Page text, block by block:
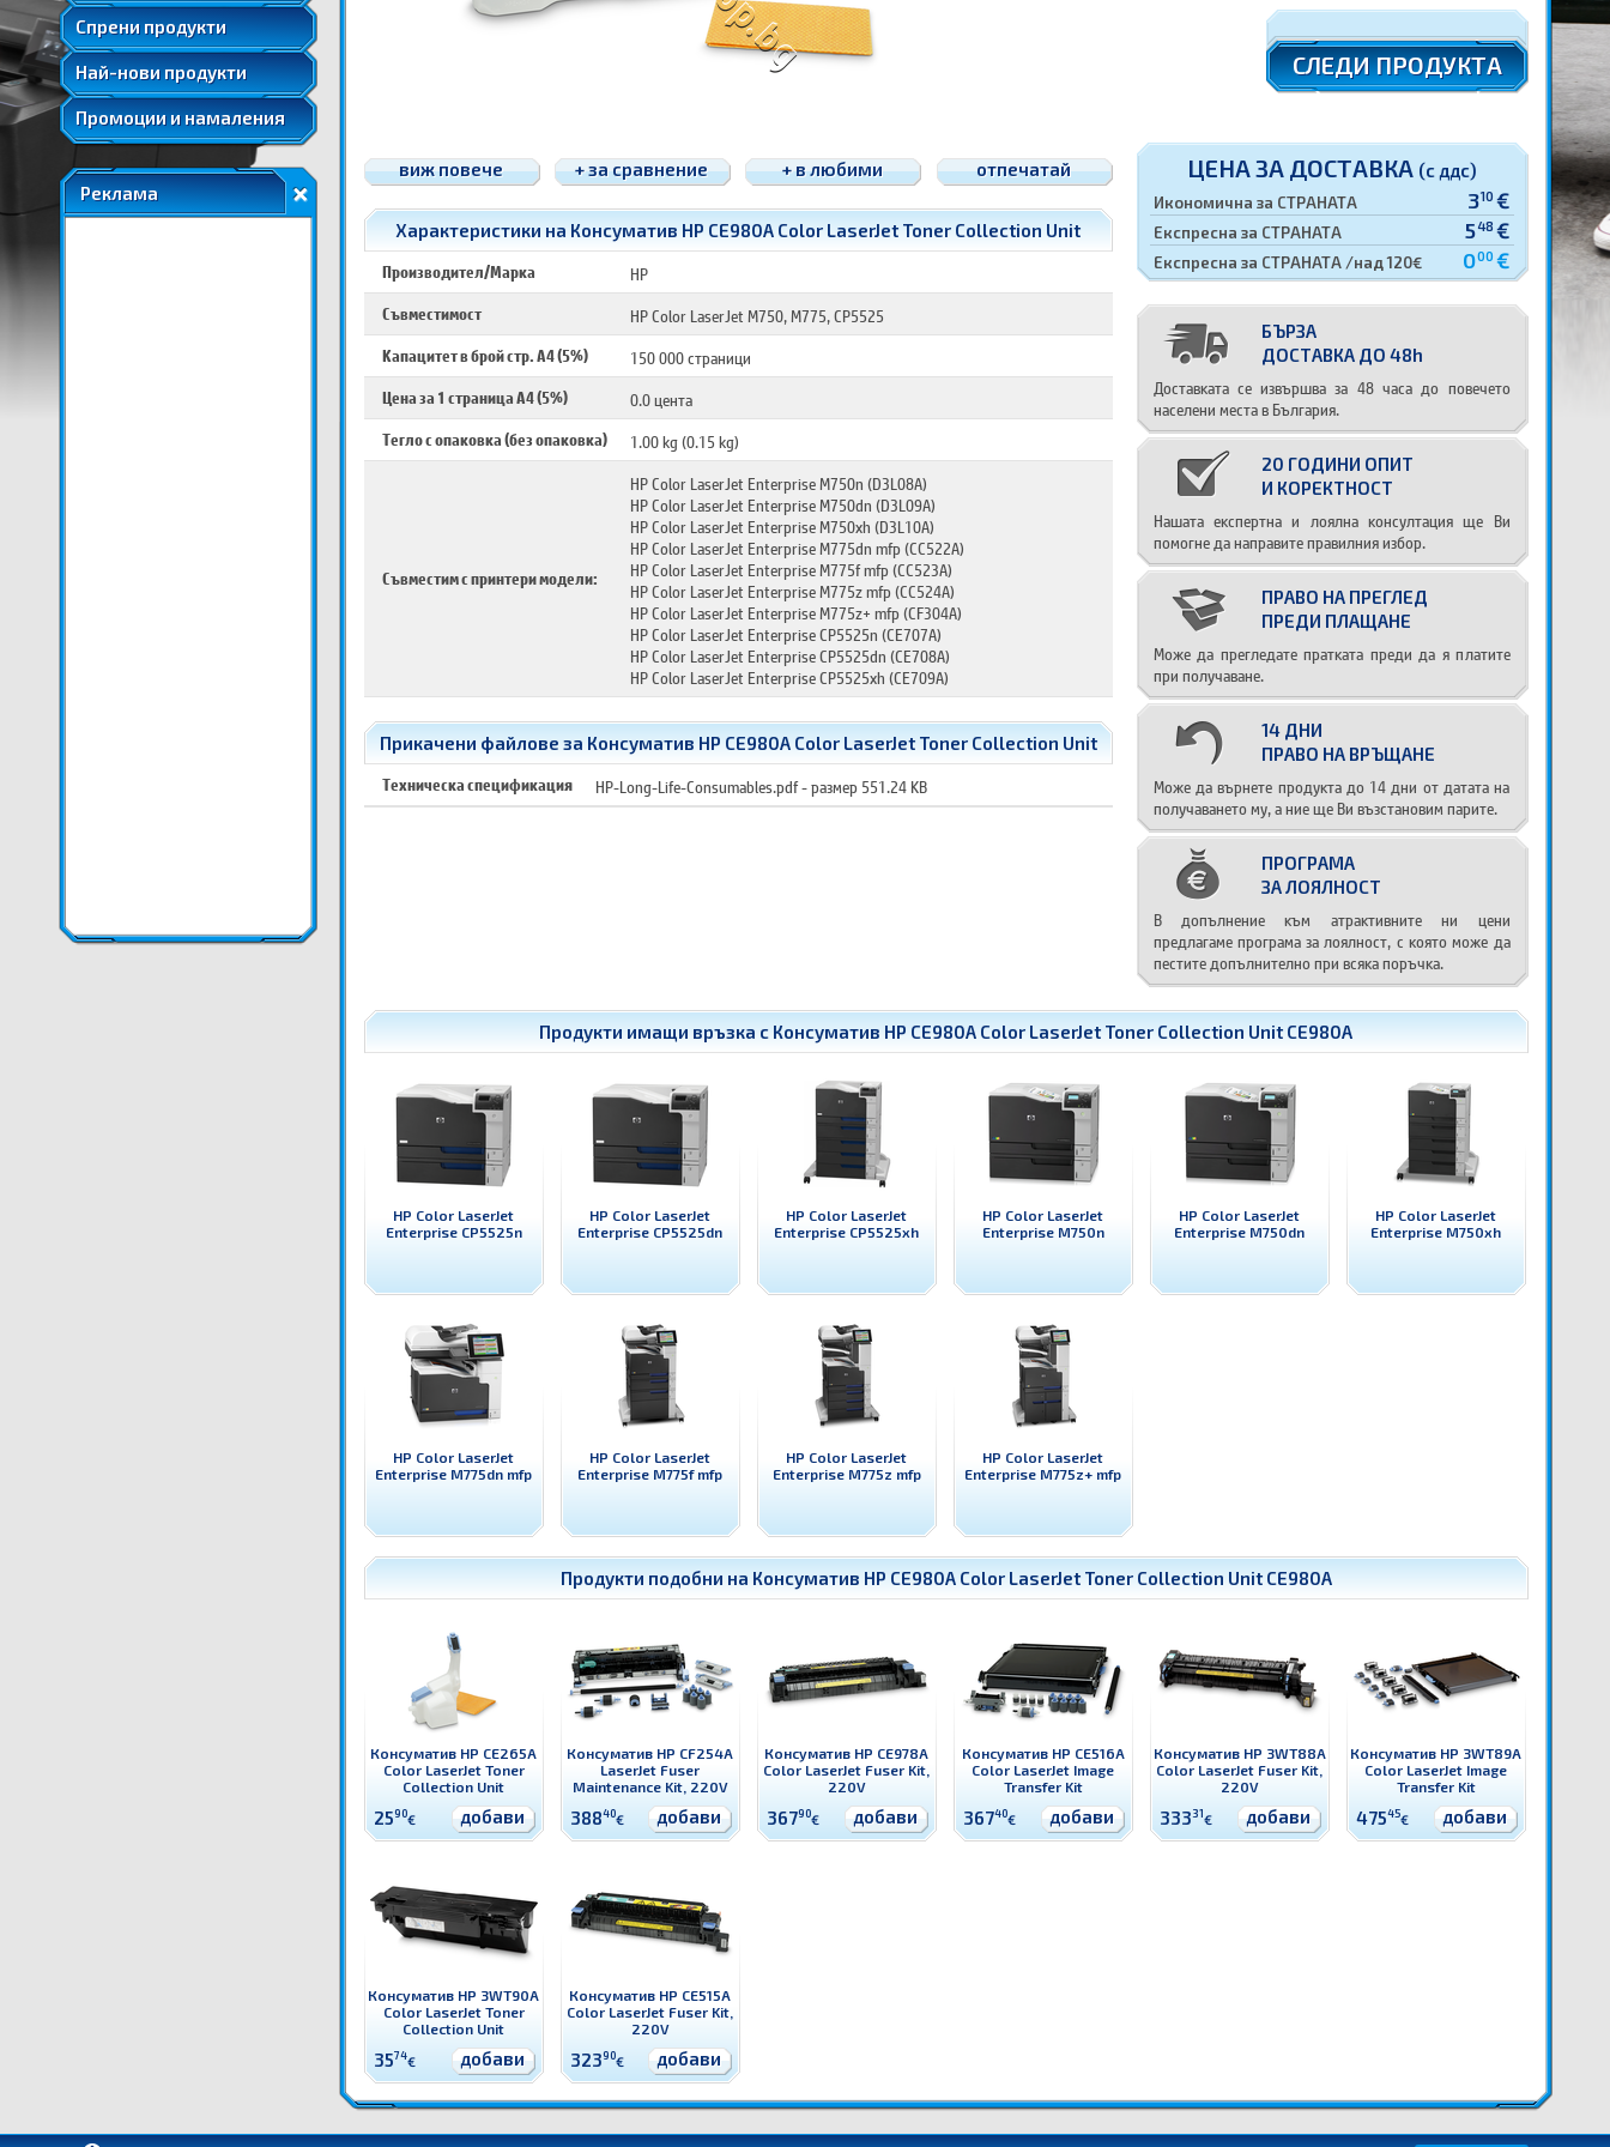
Спрени продукти
Удължени и допълнителни гаранции
Най-нови продукти
Промоции и намаления
Реклама
СЛЕДИ ПРОДУКТА
ЦЕНА ЗА ДОСТАВКА (с ддс)
Икономична за СТРАНАТА 310 €
Експресна за СТРАНАТА 548 €
Експресна за СТРАНАТА /над 120€ 000 €
БЪРЗА
ДОСТАВКА ДО 48h
Доставката се извършва за 48 часа до повечето
населени места в България.
20 ГОДИНИ ОПИТ
И КОРЕКТНОСТ
Нашата експертна и лоялна консултация ще Ви
помогне да направите правилния избор.
ПРАВО НА ПРЕГЛЕД
ПРЕДИ ПЛАЩАНЕ
Може да прегледате пратката преди да я платите
при получаване.
14 ДНИ
ПРАВО НА ВРЪЩАНЕ
Може да върнете продукта до 14 дни от датата на
получаването му, а ние ще Ви възстановим парите.
ПРОГРАМА
ЗА ЛОЯЛНОСТ
В допълнение към атрактивните ни цени
предлагаме програма за лоялност, с която може да
пестите допълнително при всяка поръчка.
виж повече + за сравнение + в любими отпечатай
Характеристики на Консуматив HP CE980A Color LaserJet Toner Collection Unit
Производител/Марка
HP
Съвместимост
HP Color LaserJet M750, M775, CP5525
Капацитет в брой стр. A4 (5%)
150 000 страници
Цена за 1 страница A4 (5%)
0.0 цента
Тегло с опаковка (без опаковка)
1.00 kg (0.15 kg)
Съвместим с принтери модели:
HP Color LaserJet Enterprise M750n (D3L08A)
HP Color LaserJet Enterprise M750dn (D3L09A)
HP Color LaserJet Enterprise M750xh (D3L10A)
HP Color LaserJet Enterprise M775dn mfp (CC522A)
HP Color LaserJet Enterprise M775f mfp (CC523A)
HP Color LaserJet Enterprise M775z mfp (CC524A)
HP Color LaserJet Enterprise M775z+ mfp (CF304A)
HP Color LaserJet Enterprise CP5525n (CE707A)
HP Color LaserJet Enterprise CP5525dn (CE708A)
HP Color LaserJet Enterprise CP5525xh (CE709A)
Прикачени файлове за Консуматив HP CE980A Color LaserJet Toner Collection Unit
CE980A
Техническа спецификация HP-Long-Life-Consumables.pdf- размер 551.24 KB
Продукти имащи връзка с Консуматив HP CE980A Color LaserJet Toner Collection Unit CE980A
HP Color LaserJet
Enterprise CP5525n
HP Color LaserJet
Enterprise CP5525dn
HP Color LaserJet
Enterprise CP5525xh
HP Color LaserJet
Enterprise M750n
HP Color LaserJet
Enterprise M750dn
HP Color LaserJet
Enterprise M750xh
HP Color LaserJet
Enterprise M775dn mfp
HP Color LaserJet
Enterprise M775f mfp
HP Color LaserJet
Enterprise M775z mfp
HP Color LaserJet
Enterprise M775z+ mfp
Продукти подобни на Консуматив HP CE980A Color LaserJet Toner Collection Unit CE980A
Консуматив HP CE265A
Color LaserJet Toner
Collection Unit
2590€ добави
Консуматив HP CF254A
LaserJet Fuser
Maintenance Kit, 220V
38840€ добави
Консуматив HP CE978A
Color LaserJet Fuser Kit,
220V
36790€ добави
Консуматив HP CE516A
Color LaserJet Image
Transfer Kit
36740€ добави
Консуматив HP 3WT88A
Color LaserJet Fuser Kit,
220V
33331€ добави
Консуматив HP 3WT89A
Color LaserJet Image
Transfer Kit
47545€ добави
Консуматив HP 3WT90A
Color LaserJet Toner
Collection Unit
3574€ добави
Консуматив HP CE515A
Color LaserJet Fuser Kit,
220V
32390€ добави
CE980A Консуматив HP CE980A Color LaserJet Toner Collection Unit Оригинален HP консуматив - модул за събиране на тонер Цени CE980A Консуматив HP CE980A Color LaserJet Toner Collection Unit Доставки CE980A Консуматив HP CE980A Color LaserJet Toner Collection